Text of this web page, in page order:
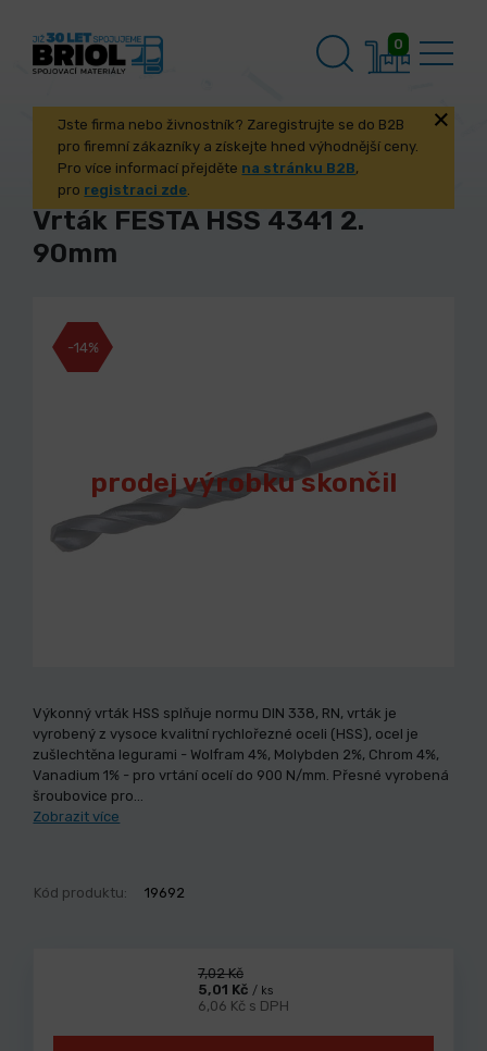
0
Jste firma nebo živnostník? Zaregistrujte se do B2B
pro firemní zákazníky a získejte hned výhodnější ceny.
Pro více informací přejděte na stránku B2B,
pro registraci zde.
Vrták FESTA HSS 4341 2.
90mm
prodej výrobku skončil
-14%
Výkonný vrták HSS splňuje normu DIN 338, RN, vrták je
vyrobený z vysoce kvalitní rychlořezné oceli (HSS), ocel je
zušlechtěna legurami - Wolfram 4%, Molybden 2%, Chrom 4%,
Vanadium 1% - pro vrtání ocelí do 900 N/mm. Přesné vyrobená
šroubovice pro…
Zobrazit více
Kód produktu: 19692
7,02 Kč
5,01 Kč / ks
6,06 Kč s DPH